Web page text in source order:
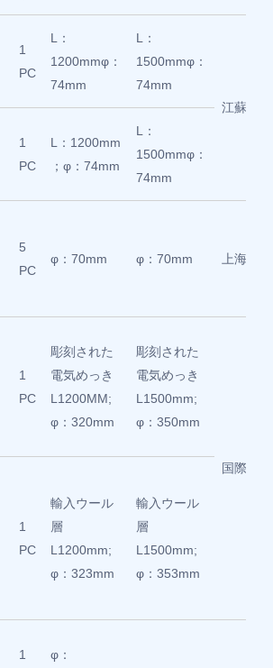
1
PC
L：
1200mmφ：
74mm
L：
1500mmφ：
74mm
江蘇
1
PC
L：1200mm
；φ：74mm
L：
1500mmφ：
74mm
5
PC
φ：70mm φ：70mm 上海
1
PC
彫刻された
電気めっき
L1200MM;
φ：320mm
彫刻された
電気めっき
L1500mm;
φ：350mm
国際標準
1
PC
輸入ウール
層
L1200mm;
φ：323mm
輸入ウール
層
L1500mm;
φ：353mm
1 φ：